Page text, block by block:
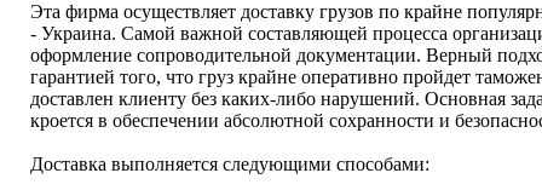
Эта фирма осуществляет доставку грузов по крайне
- Украина. Самой важной составляющей процесса
оформление сопроводительной документации. Верный
гарантией того, что груз крайне оперативно пройдет
доставлен клиенту без каких-либо нарушений. Основная
кроется в обеспечении абсолютной сохранности и
Доставка выполняется следующими способами: